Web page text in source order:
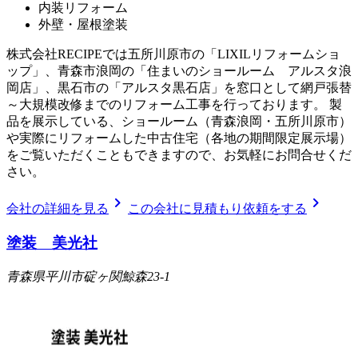
内装リフォーム
外壁・屋根塗装
株式会社RECIPEでは五所川原市の「LIXILリフォームショ
ップ」、青森市浪岡の「住まいのショールーム アルスタ浪
岡店」、黒石市の「アルスタ黒石店」を窓口として網戸張替
～大規模改修までのリフォーム工事を行っております。 製
品を展示している、ショールーム（青森浪岡・五所川原市）
や実際にリフォームした中古住宅（各地の期間限定展示場）
をご覧いただくこともできますので、お気軽にお問合せくだ
さい。
会社の詳細を見る chevron_right この会社に見積もり依頼をする chevron_right
塗装 美光社
青森県平川市碇ヶ関鯨森23-1